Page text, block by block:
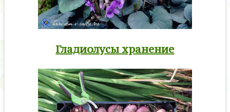
Гладиолусы хранение